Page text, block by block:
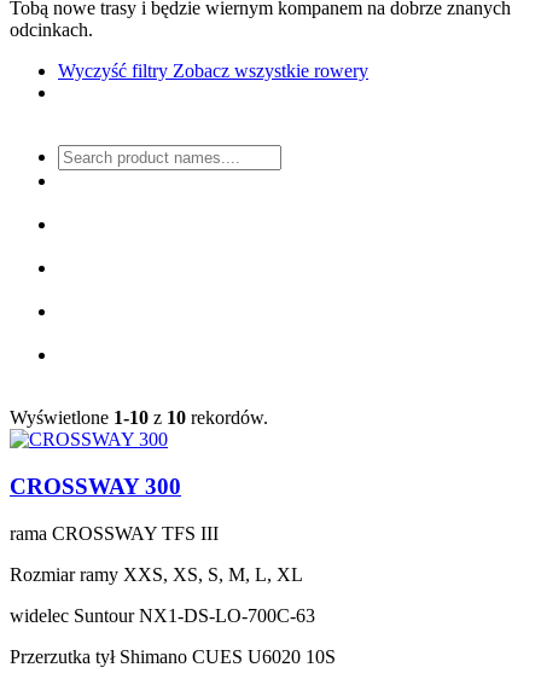
Tobą nowe trasy i będzie wiernym kompanem na dobrze znanych
odcinkach.
Wyczyść filtry Zobacz wszystkie rowery
Wyświetlone 1-10 z 10 rekordów.
CROSSWAY 300
rama CROSSWAY TFS III
Rozmiar ramy XXS, XS, S, M, L, XL
widelec Suntour NX1-DS-LO-700C-63
Przerzutka tył Shimano CUES U6020 10S